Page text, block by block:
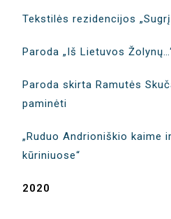
Tekstilės rezidencijos
Paroda „Iš Lietuvos
Paroda skirta Ramutės
paminėti
„Ruduo Andrioniškio kaime
kūriniuose“
2020